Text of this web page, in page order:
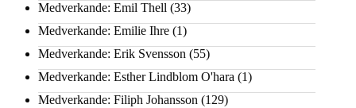
Medverkande: Emil Thell (33)
Medverkande: Emilie Ihre (1)
Medverkande: Erik Svensson (55)
Medverkande: Esther Lindblom O'hara (1)
Medverkande: Filiph Johansson (129)